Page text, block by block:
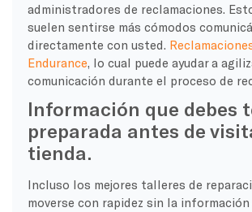
administradores de reclamaciones.
suelen sentirse más cómodos
directamente con usted.
Endurance, lo cual puede ayudar a
comunicación durante el proceso de
Información que debes
preparada antes de
tienda.
Incluso los mejores talleres de
moverse con rapidez sin la